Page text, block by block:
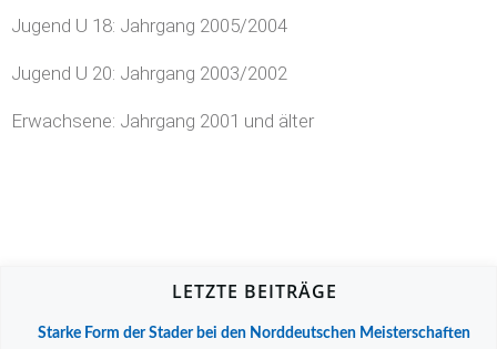
Jugend U 18: Jahrgang 2005/2004
Jugend U 20: Jahrgang 2003/2002
Erwachsene: Jahrgang 2001 und älter
LETZTE BEITRÄGE
Starke Form der Stader bei den Norddeutschen Meisterschaften